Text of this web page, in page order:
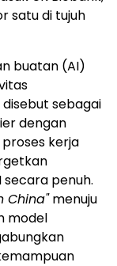
satu di tujuh
buatan (AI)
disebut sebagai
dengan
kerja
penuh.
China"menuju
model